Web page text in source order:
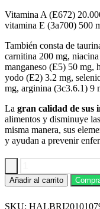
Vitamina A (E672)
vitamina E (3a700) 500
También consta de
carnitina 200 mg,
manganeso (E5) 50 mg,
yodo (E2) 3.2 mg,
mg, arginina (3c3.6.1) 9
La gran calidad de sus
alimentos y disminuye
misma manera, sus
y ayudan a prevenir
Comida
para
Brit
Añadir al carrito
SKU: